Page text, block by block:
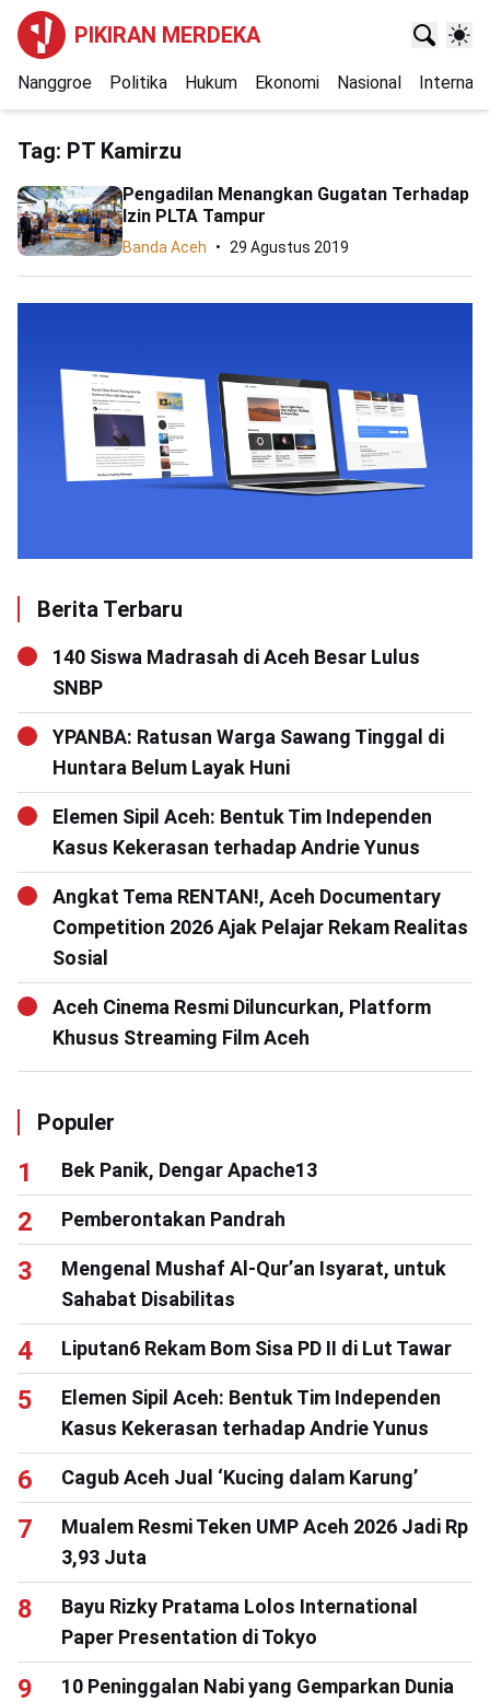
PIKIRAN MERDEKA
Nanggroe Politika Hukum Ekonomi Nasional
Tag: PT Kamirzu
Pengadilan Menangkan Gugatan Terhadap
Izin PLTA Tampur
Banda Aceh 29 Agustus 2019
Berita Terbaru
140 Siswa Madrasah di Aceh Besar Lulus
SNBP
YPANBA: Ratusan Warga Sawang Tinggal di
Huntara Belum Layak Huni
Elemen Sipil Aceh: Bentuk Tim Independen
Kasus Kekerasan terhadap Andrie Yunus
Angkat Tema RENTAN!, Aceh Documentary
Competition 2026 Ajak Pelajar Rekam Realitas
Sosial
Aceh Cinema Resmi Diluncurkan, Platform
Khusus Streaming Film Aceh
Populer
Bek Panik, Dengar Apache13
Pemberontakan Pandrah
Mengenal Mushaf Al-Qur’an Isyarat, untuk
Sahabat Disabilitas
Liputan6 Rekam Bom Sisa PD II di Lut Tawar
Elemen Sipil Aceh: Bentuk Tim Independen
Kasus Kekerasan terhadap Andrie Yunus
Cagub Aceh Jual ‘Kucing dalam Karung’
Mualem Resmi Teken UMP Aceh 2026 Jadi Rp
3,93 Juta
Bayu Rizky Pratama Lolos International
Paper Presentation di Tokyo
10 Peninggalan Nabi yang Gemparkan Dunia